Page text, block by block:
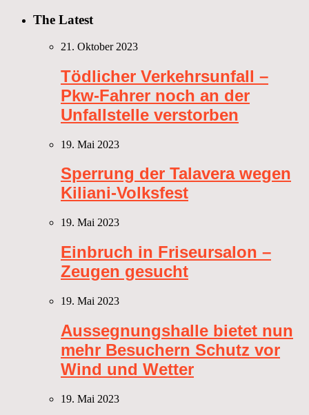
The Latest
21. Oktober 2023
Tödlicher Verkehrsunfall –
Pkw-Fahrer noch an der
Unfallstelle verstorben
19. Mai 2023
Sperrung der Talavera wegen
Kiliani-Volksfest
19. Mai 2023
Einbruch in Friseursalon –
Zeugen gesucht
19. Mai 2023
Aussegnungshalle bietet nun
mehr Besuchern Schutz vor
Wind und Wetter
19. Mai 2023